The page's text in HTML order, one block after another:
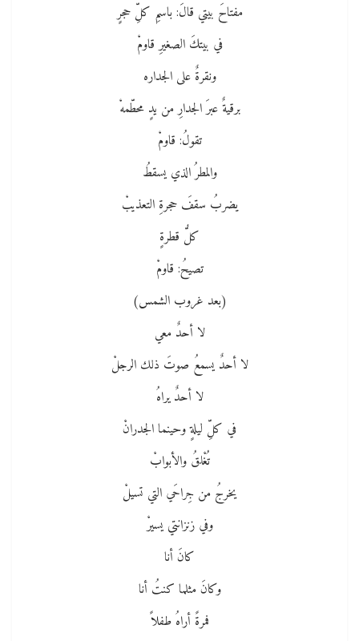
مفتاحَ بيتي قالَ: باسمِ كلِّ حجرٍ
في بيتكَ الصغيرِ قاومْ
ونقرةٌ على الجداره
برقيةٌ عبرَ الجدارِ من يدٍ محطّمهْ
تقولُ: قاومْ
والمطرُ الذي يسقطُ
يضربُ سقفَ حجرةِ التعذيبْ
كلُّ قطرةٍ
تصيحُ: قاومْ
(بعد غروب الشمس)
لا أحدٌ معي
لا أحدٌ يسمعُ صوتَ ذلك الرجلْ
لا أحدٌ يراهُ
في كلِّ ليلةٍ وحينما الجدرانْ
تُغْلقُ والأبوابْ
يخرجُ من جِراحَي التي تسيلْ
وفي زنزانتي يسيرْ
كانَ أنا
وكانَ مثلما كنتُ أنا
فمرةً أراهُ طفلاً